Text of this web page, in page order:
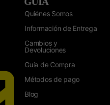
Quiénes Somos
Información de Entrega
Cambios y
Devoluciones
Guía de Compra
Métodos de pago
Blog